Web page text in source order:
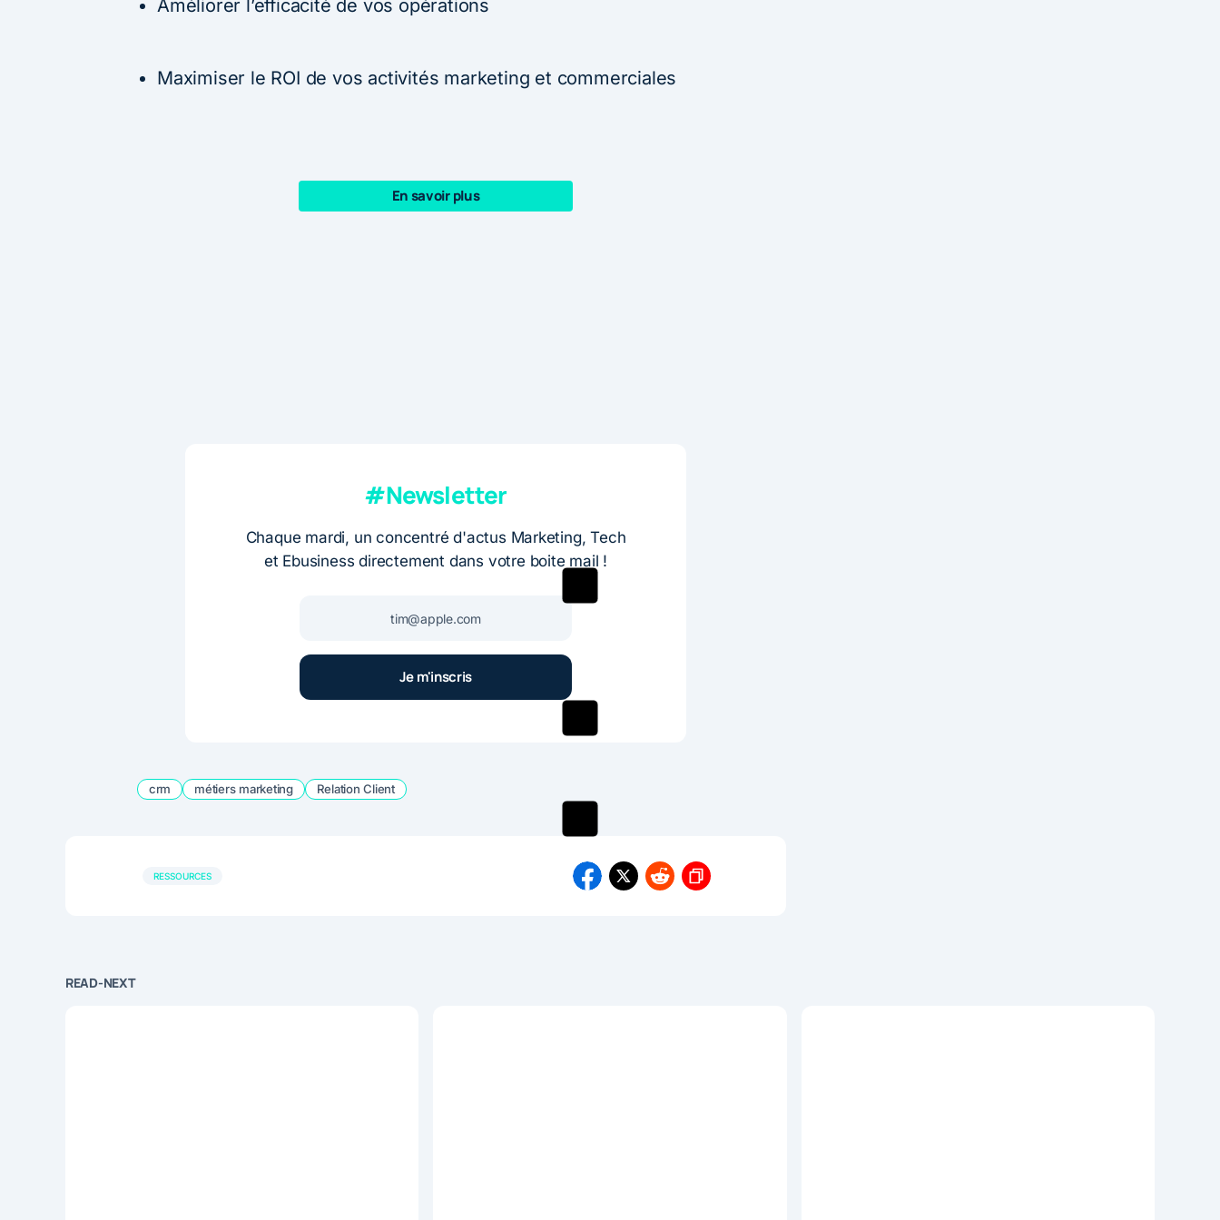
Améliorer l’efficacité de vos opérations
Maximiser le ROI de vos activités marketing et commerciales
En savoir plus
#Newsletter
Chaque mardi, un concentré d'actus Marketing, Tech
et Ebusiness directement dans votre boite mail !
crm métiers marketing Relation Client
RESSOURCES
READ-NEXT